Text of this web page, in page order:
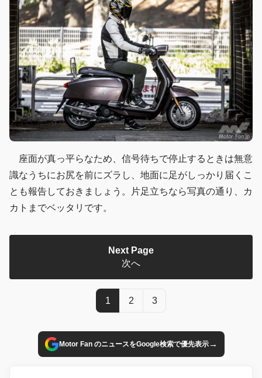
座面が真っ平らなため、信号待ちで停止するときは無意
識なうちにお尻を前にズラし、地面に足がしっかり届くこ
とも報告しておきましょう。片足立ちなら写真の通り、カ
カトまでベッタリです。
Next Page
次へ
1 2 3
Motor Fan のニュースをGoogle検索で優先表示→